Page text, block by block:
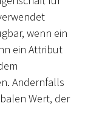
wenn ein
ein Attribut
Andernfalls
Wert, der